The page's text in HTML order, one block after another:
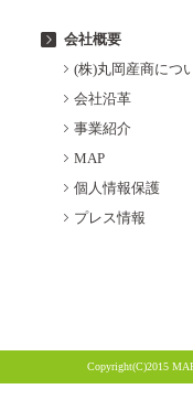
会社概要
(株)丸岡産商につ
会社沿革
事業紹介
MAP
個人情報保護
プレス情報
Copyright(C)2015